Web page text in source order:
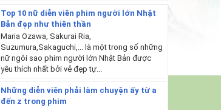
Top 10 nữ diễn viên phim người lớn Nhật
Bản đẹp như thiên thần
Maria Ozawa, Sakurai Ria,
Suzumura,Sakaguchi,... là một trong số những
nữ ngôi sao phim người lớn Nhật Bản được
yêu thích nhất bởi vẻ đẹp tự...
Những diễn viên phải làm chuyện ấy từ a
đến z trong phim